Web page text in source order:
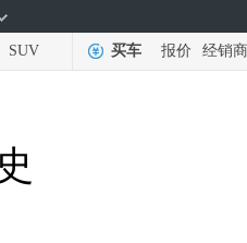
SUV 买车 报价 经销商